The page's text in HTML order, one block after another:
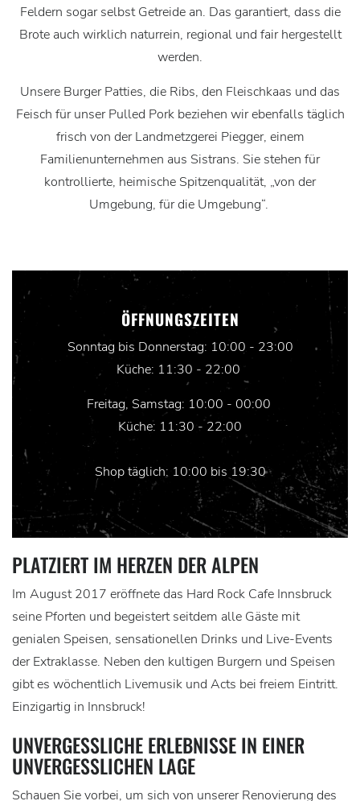
Feldern sogar selbst Getreide an. Das garantiert, dass die
Brote auch wirklich naturrein, regional und fair hergestellt
werden.
Unsere Burger Patties, die Ribs, den Fleischkaas und das
Feisch für unser Pulled Pork beziehen wir ebenfalls täglich
frisch von der Landmetzgerei Piegger, einem
Familienunternehmen aus Sistrans. Sie stehen für
kontrollierte, heimische Spitzenqualität, „von der
Umgebung, für die Umgebung“.
ÖFFNUNGSZEITEN
Sonntag bis Donnerstag: 10:00 - 23:00
Küche: 11:30 - 22:00
Freitag, Samstag: 10:00 - 00:00
Küche: 11:30 - 22:00
Shop täglich: 10:00 bis 19:30
PLATZIERT IM HERZEN DER ALPEN
Im August 2017 eröffnete das Hard Rock Cafe Innsbruck
seine Pforten und begeistert seitdem alle Gäste mit
genialen Speisen, sensationellen Drinks und Live-Events
der Extraklasse. Neben den kultigen Burgern und Speisen
gibt es wöchentlich Livemusik und Acts bei freiem Eintritt.
Einzigartig in Innsbruck!
UNVERGESSLICHE ERLEBNISSE IN EINER
UNVERGESSLICHEN LAGE
Schauen Sie vorbei, um sich von unserer Renovierung des